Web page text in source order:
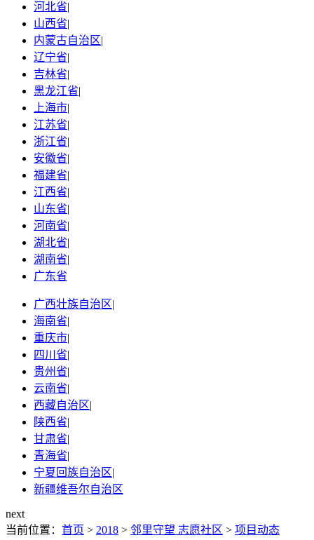
河北省|
山西省|
内蒙古自治区|
辽宁省|
吉林省|
黑龙江省|
上海市|
江苏省|
浙江省|
安徽省|
福建省|
江西省|
山东省|
河南省|
湖北省|
湖南省|
广东省
广西壮族自治区|
海南省|
重庆市|
四川省|
贵州省|
云南省|
西藏自治区|
陕西省|
甘肃省|
青海省|
宁夏回族自治区|
新疆维吾尔自治区
next
当前位置： 首页 > 2018 > 邻里守望 志愿社区 > 项目动态